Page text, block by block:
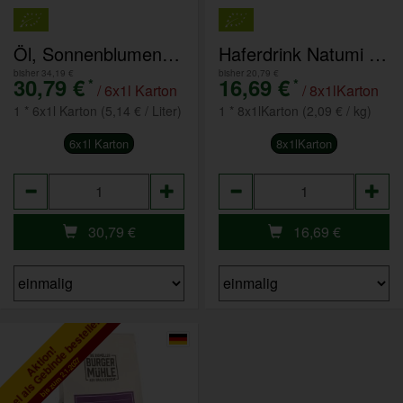
Öl, Sonnenblumenöl 6x1 Liter
bisher 34,19 €
30,79 € * / 6x1l Karton
1 * 6x1l Karton (5,14 € / Liter)
6x1l Karton
30,79 €
Haferdrink Natumi natur 8x1l
bisher 20,79 €
16,69 € * / 8x1lKarton
1 * 8x1lKarton (2,09 € / kg)
8x1lKarton
16,69 €
Aktion!
Gebinde bestellen
bis zum 2.1.2027